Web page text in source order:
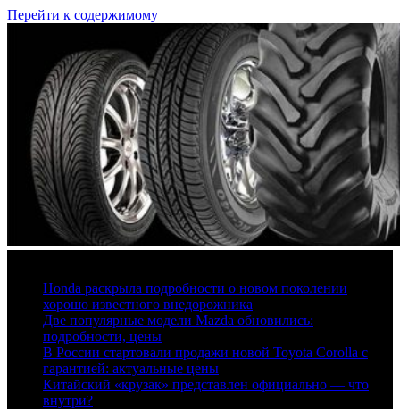
Перейти к содержимому
Honda раскрыла подробности о новом поколении
хорошо известного внедорожника
Две популярные модели Mazda обновились:
подробности, цены
В России стартовали продажи новой Toyota Corolla с
гарантией: актуальные цены
Китайский «крузак» представлен официально — что
внутри?